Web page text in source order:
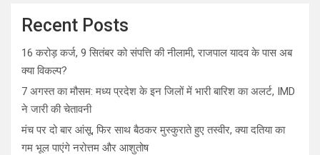
Recent Posts
16 करोड़ कर्ज, 9 सितंबर को संपत्ति की नीलामी, राजपाल यादव के पास अब
क्या विकल्प?
7 अगस्त का मौसम: मध्य प्रदेश के इन जिलों में भारी बारिश का अलर्ट, IMD
ने जारी की चेतावनी
मंच पर दो बार आंसू, फिर साथ बैठकर मुस्कुराते हुए तस्वीर, क्या दतिया का
गम भूल पाएंगे नरोत्तम और आशुतोष